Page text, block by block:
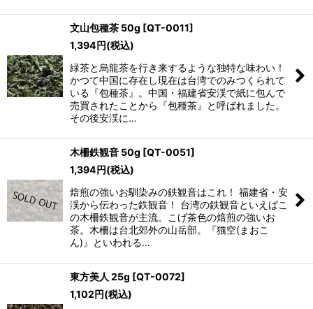
文山包種茶 50g [QT-0011]
1,394円(税込)
緑茶と烏龍茶を行き来するような独特な味わい！
かつて中国に存在し現在は台湾でのみつくられて
いる『包種茶』。中国・福建省安渓で紙に包んで
売買されたことから『包種茶』と呼ばれました。
その後安渓に…
木柵鉄観音 50g [QT-0051]
1,394円(税込)
焙煎の強いお馴染みの鉄観音はこれ！ 福建省・安
渓から伝わった鉄観音！ 台湾の鉄観音といえばこ
の木柵鉄観音が主流。こげ茶色の焙煎の強いお
茶。木柵は台北郊外の山岳部。『猫空(まおこ
ん)』といわれる…
東方美人 25g [QT-0072]
1,102円(税込)